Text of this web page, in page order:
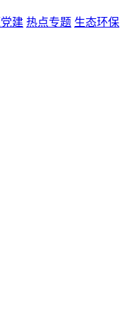
建 热点专题 生态环保